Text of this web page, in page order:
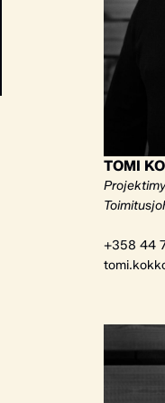
TOMI
+358 44